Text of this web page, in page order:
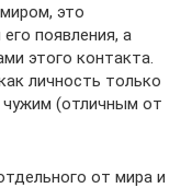
это
появления, а
этого контакта.
личность только
чужим (отличным от
от мира и